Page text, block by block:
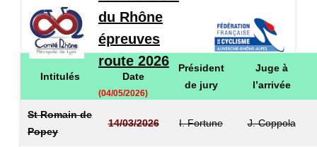
du Rhône
épreuves
route 2026
(04/05/2026)
Intitulés Date
Président
de jury
Juge à
l’arrivée
St Romain de
Popey
14/03/2026 I. Fortune J. Coppola